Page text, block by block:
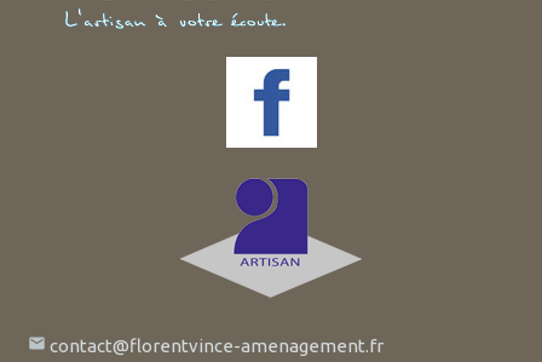
email contact@florentvince-amenagement.fr